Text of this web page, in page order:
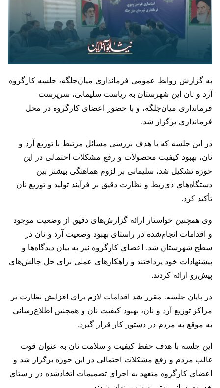
به گزارش روابط عمومی فرمانداری میان‌جلگه، جلسه کارگروه
آرد و نان این شهرستان به ریاست سلیمانی، سرپرست
فرمانداری میان‌جلگه، و با حضور اعضای کارگروه در محل
فرمانداری برگزار شد.
در این جلسه که با هدف بررسی مسائل مرتبط با توزیع آرد و
نان، بهبود کیفیت محصولات و رفع مشکلات احتمالی در این
حوزه تشکیل شد، سلیمانی بر لزوم هماهنگی بیشتر بین
دستگاه‌های ذی‌ربط و نظارت دقیق بر فرآیند تولید و توزیع نان
تأکید کرد.
وی همچنین خواستار ارائه گزارش‌های دقیق از وضعیت موجود
و اقدامات انجام‌شده در راستای بهبود وضعیت آرد و نان در
سطح شهرستان شد. اعضای کارگروه نیز به بیان دیدگاه‌ها و
پیشنهادات خود پرداختند و راهکارهای عملی برای حل چالش‌های
پیش‌رو ارائه کردند.
در پایان جلسه، مقرر شد اقدامات لازم برای افزایش نظارت بر
مراکز توزیع آرد و نان، بهبود کیفیت نان و همچنین اطلاع‌رسانی
به موقع به مردم در دستور کار قرار گیرد.
این جلسه با هدف حفظ کیفیت و سلامت نان به عنوان قوت
غالب مردم و رفع مشکلات احتمالی در این حوزه برگزار شد و
اعضای کارگروه متعهد به اجرای تصمیمات اتخاذ‌شده در راستای